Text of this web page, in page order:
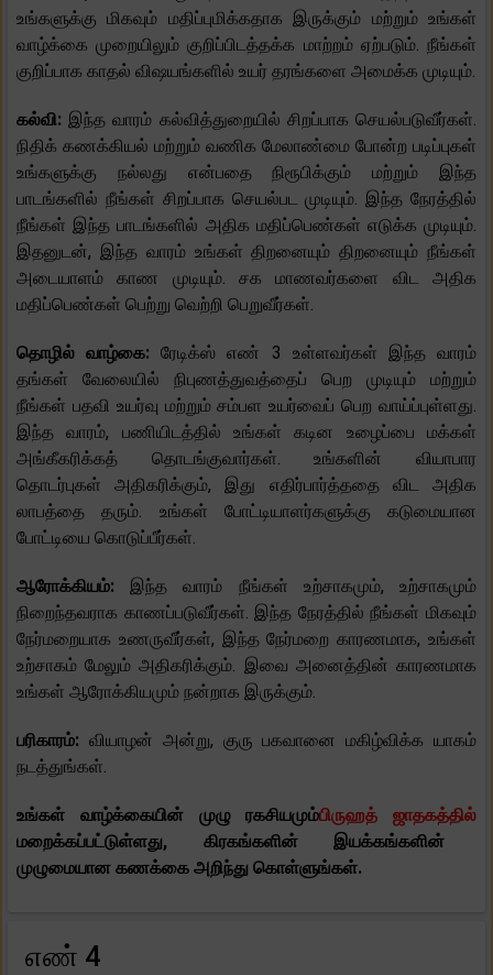
உங்களுக்கு மிகவும் மதிப்புமிக்கதாக இருக்கும் மற்றும் உங்கள்
வாழ்க்கை முறையிலும் குறிப்பிடத்தக்க மாற்றம் ஏற்படும். நீங்கள்
குறிப்பாக காதல் விஷயங்களில் உயர் தரங்களை அமைக்க முடியும்.
கல்வி: இந்த வாரம் கல்வித்துறையில் சிறப்பாக செயல்படுவீர்கள்.
நிதிக் கணக்கியல் மற்றும் வணிக மேலாண்மை போன்ற படிப்புகள்
உங்களுக்கு நல்லது என்பதை நிரூபிக்கும் மற்றும் இந்த
பாடங்களில் நீங்கள் சிறப்பாக செயல்பட முடியும். இந்த நேரத்தில்
நீங்கள் இந்த பாடங்களில் அதிக மதிப்பெண்கள் எடுக்க முடியும்.
இதனுடன், இந்த வாரம் உங்கள் திறனையும் திறனையும் நீங்கள்
அடையாளம் காண முடியும். சக மாணவர்களை விட அதிக
மதிப்பெண்கள் பெற்று வெற்றி பெறுவீர்கள்.
தொழில் வாழ்கை: ரேடிக்ஸ் எண் 3 உள்ளவர்கள் இந்த வாரம்
தங்கள் வேலையில் நிபுணத்துவத்தைப் பெற முடியும் மற்றும்
நீங்கள் பதவி உயர்வு மற்றும் சம்பள உயர்வைப் பெற வாய்ப்புள்ளது.
இந்த வாரம், பணியிடத்தில் உங்கள் கடின உழைப்பை மக்கள்
அங்கீகரிக்கத் தொடங்குவார்கள். உங்களின் வியாபார
தொடர்புகள் அதிகரிக்கும், இது எதிர்பார்த்ததை விட அதிக
லாபத்தை தரும். உங்கள் போட்டியாளர்களுக்கு கடுமையான
போட்டியை கொடுப்பீர்கள்.
ஆரோக்கியம்: இந்த வாரம் நீங்கள் உற்சாகமும், உற்சாகமும்
நிறைந்தவராக காணப்படுவீர்கள். இந்த நேரத்தில் நீங்கள் மிகவும்
நேர்மறையாக உணருவீர்கள், இந்த நேர்மறை காரணமாக, உங்கள்
உற்சாகம் மேலும் அதிகரிக்கும். இவை அனைத்தின் காரணமாக
உங்கள் ஆரோக்கியமும் நன்றாக இருக்கும்.
பரிகாரம்: வியாழன் அன்று, குரு பகவானை மகிழ்விக்க யாகம்
நடத்துங்கள்.
உங்கள் வாழ்க்கையின் முழு ரகசியமும்பிருஹத் ஜாதகத்தில்
மறைக்கப்பட்டுள்ளது, கிரகங்களின் இயக்கங்களின்
முழுமையான கணக்கை அறிந்து கொள்ளுங்கள்.
எண் 4